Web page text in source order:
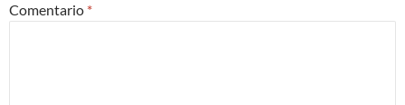
Comentario *